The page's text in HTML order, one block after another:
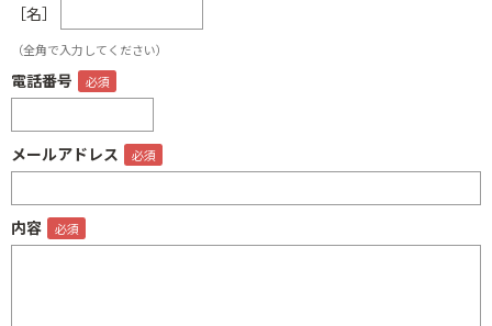
［名］
（全角で入力してください）
電話番号
メールアドレス
内容